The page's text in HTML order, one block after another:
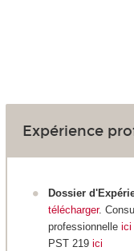
Expérience
Dossier
télécharger.
professionnelle ici
PST 219 ici